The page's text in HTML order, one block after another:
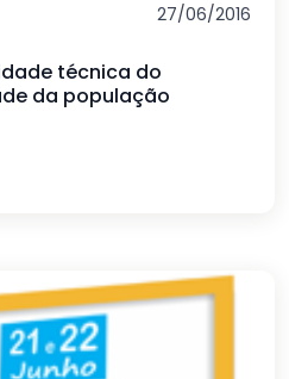
27/06/2016
técnica do
da população